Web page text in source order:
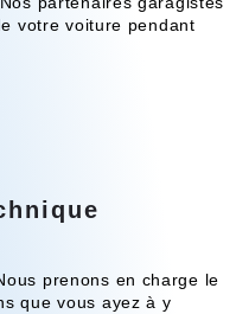
votre voiture pendant
prenons en charge le
que vous ayez à y